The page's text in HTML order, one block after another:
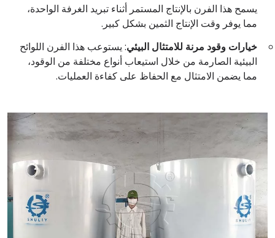
يسمح هذا الفرن بالإنتاج المستمر أثناء تبريد الغرفة الواحدة،
مما يوفر وقت الإنتاج الثمين بشكل كبير.
خيارات وقود مرنة للامتثال البيئي: يستوعب هذا الفرن اللوائح
البيئية الصارمة من خلال استيعاب أنواع مختلفة من الوقود،
مما يضمن الامتثال مع الحفاظ على كفاءة العمليات.